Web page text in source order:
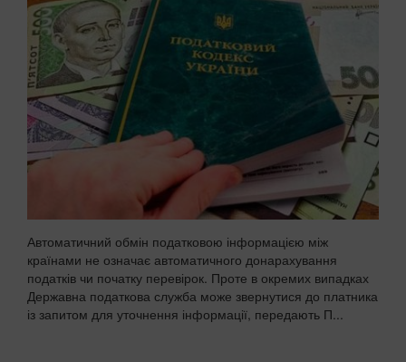
Автоматичний обмін податковою інформацією між
країнами не означає автоматичного донарахування
податків чи початку перевірок. Проте в окремих випадках
Державна податкова служба може звернутися до платника
із запитом для уточнення інформації, передають П...